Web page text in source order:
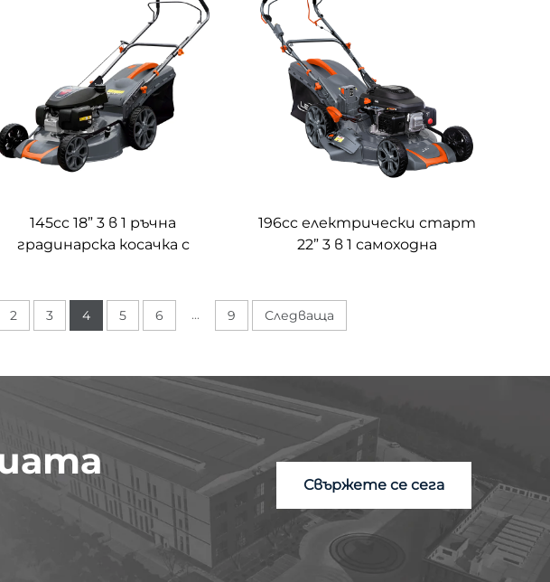
145cc 18” 3 в 1 ръчна
градинарска косачка с
196cc електрически старт
22” 3 в 1 самоходна
2 3 4 5 6 ... 9 Следваща
Свържете се сега